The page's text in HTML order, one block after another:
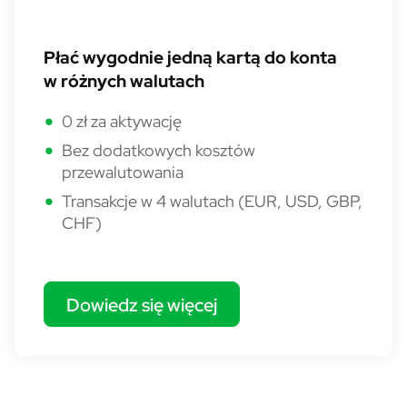
Płać wygodnie jedną kartą do konta
w różnych walutach
0 zł za aktywację
Bez dodatkowych kosztów
przewalutowania
Transakcje w 4 walutach (EUR, USD, GBP,
CHF)
Dowiedz się więcej